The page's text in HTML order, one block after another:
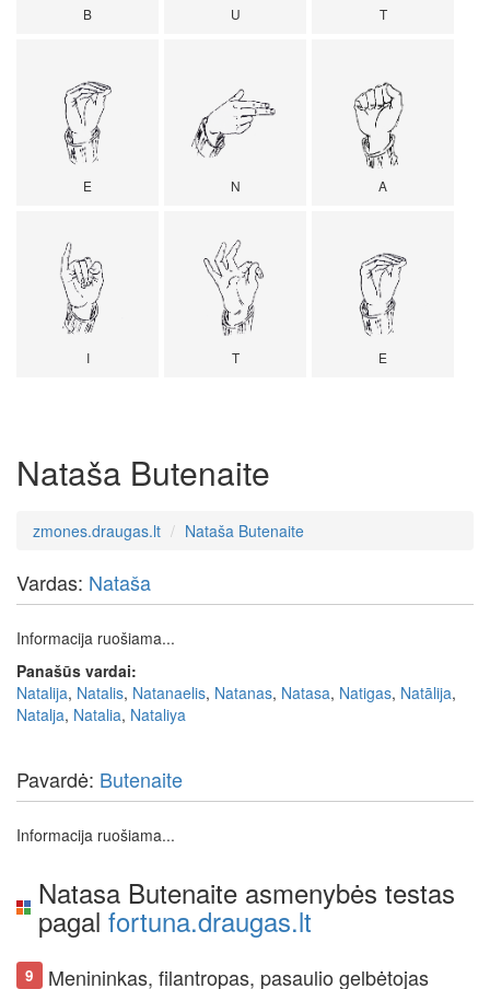
B U T
E N A
I T E
Nataša Butenaite
zmones.draugas.lt Nataša Butenaite
Vardas: Nataša
Informacija ruošiama...
Panašūs vardai:
Natalija, Natalis, Natanaelis, Natanas, Natasa, Natigas, Natālija,
Natalja, Natalia, Nataliya
Pavardė: Butenaite
Informacija ruošiama...
Natasa Butenaite asmenybės testas
pagal fortuna.draugas.lt
9 Menininkas, filantropas, pasaulio gelbėtojas